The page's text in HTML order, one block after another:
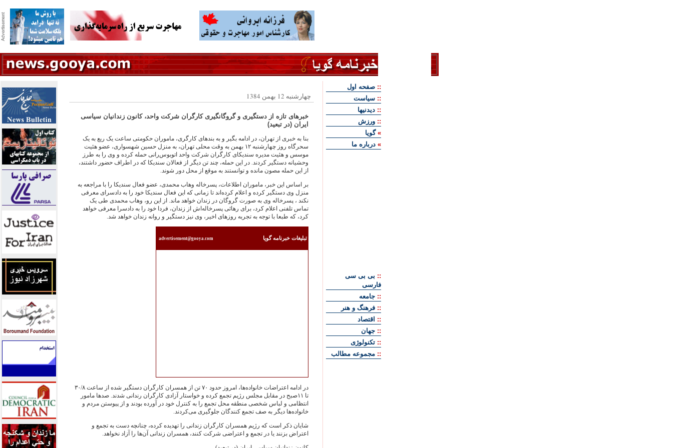
چهارشنبه 12 بهمن 1384
خبرهای تازه از دستگیری و گروگانگیری کارگران شرکت واحد، کانون زندانیان سیاسی
ایران (در تبعید)
بنا به خبری از تهران، در ادامه بگیر و به بندهای کارگری، ماموران حکومتی ساعت یک ربع به یک
سحرگاه روز چهارشنبه ۱۲ بهمن به وقت محلی تهران، به منزل حسین شهسواری، عضو هئیت
موسس و هئیت مدیره سندیکای کارگران شرکت واحد اتوبوس‌رانی حمله کرده و وی را به طرز
وحشیانه دستگیر کردند. در این حمله، چند تن دیگر از فعالان سندیکا که در اطراف حضور داشتند،
از این حمله مصون مانده و توانستند به موقع از محل دور شوند.
بر اساس این خبر، ماموران اطلاعات، پسرخاله وهاب محمدی، عضو فعال سندیکا را با مراجعه به
منزل وی دستگیر کرده و اعلام کرده‌اند تا زمانی که این فعال سندیکا خود را به دادسرای معرفی
نکند ، پسرخاله وی به صورت گروگان در زندان خواهد ماند. از این رو، وهاب محمدی طی یک
تماس تلفنی اعلام کرد، برای رهائی پسرخاله‌اش از زندان، فردا خود را به دادسرا معرفی خواهد
کرد، که طبعا با توجه به تجربه‌ روزهای اخیر، وی نیز دستگیر و روانه زندان خواهد شد.
تبليغات خبرنامه گويا advertisement@gooya.com
در ادامه اعتراضات خانواده‌ها، امروز حدود ۷۰ تن از همسران کارگران دستگیر شده از ساعت ۳۰/۸
تا ۱۱‌صبح در مقابل مجلس رژیم تجمع کرده و خواستار آزادی کارگران رندانی شدند. صدها مامور
انتظامی و لباس شخصی منطقه محل تجمع را به کنترل خود در آورده بودند و از پیوستن مردم و
خانواده‌ها دیگر به صف تجمع کنندگان جلوگیری می‌کردند.
شایان ذکر است که رژیم همسران کارگران زندانی را تهدیده کرده، چنانچه دست به تجمع و
اعتراض بزنند یا در تجمع و اعتراضی شرکت کنند، همسران زندانی آن‌ها را آزاد نخواهد.
:: صفحه اول
:: سياست
:: ديدنيها
:: ورزش
»گويا
» درباره ما
:: بی بی سی
فارسی
:: جامعه
:: فرهنگ و هنر
:: اقتصاد
:: جهان
:: تکنولوژی
:: مجموعه مطالب